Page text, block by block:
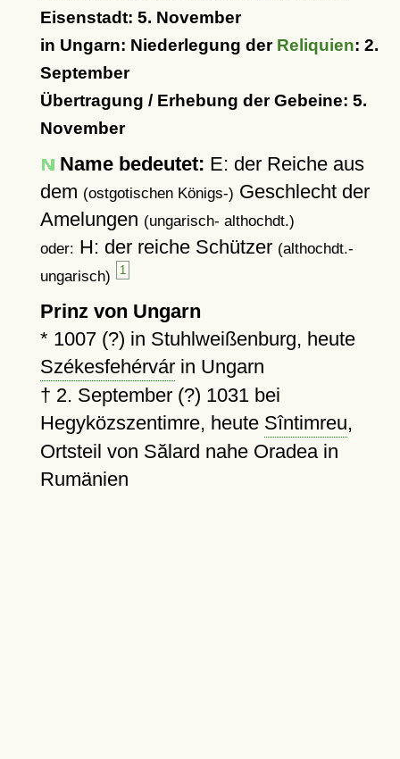
Eisenstadt: 5. November
in Ungarn: Niederlegung der Reliquien: 2.
September
Übertragung / Erhebung der Gebeine: 5.
November
Name bedeutet: E: der Reiche aus
dem (ostgotischen Königs-) Geschlecht der
Amelungen (ungarisch- althochdt.)
oder: H: der reiche Schützer (althochdt.-
ungarisch)
1
Prinz von Ungarn
* 1007 (?) in Stuhlweißenburg, heute
Székesfehérvárin Ungarn
† 2. September (?) 1031bei
Hegyközszentimre, heute Sîntimreu,
Ortsteil von Sălard nahe Oradea in
Rumänien